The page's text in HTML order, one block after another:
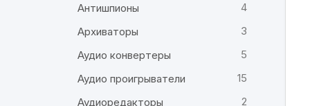
Антишпионы
4
Архиваторы
3
Аудио конвертеры
5
Аудио проигрыватели
15
Аудиоредакторы
2